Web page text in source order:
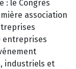
: le Congrès
association
entreprises
industriels et